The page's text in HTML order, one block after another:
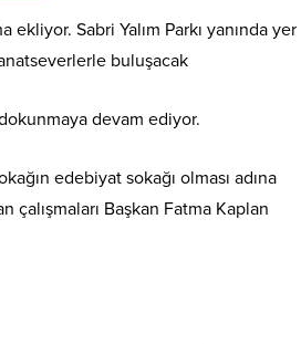
Sabri Yalım Parkı yanında yer
buluşacak
devam ediyor.
edebiyat sokağı olması adına
çalışmaları Başkan Fatma Kaplan